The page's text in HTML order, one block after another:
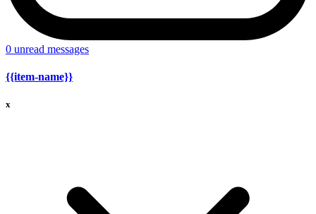
0 unread messages
{{item-name}}
x